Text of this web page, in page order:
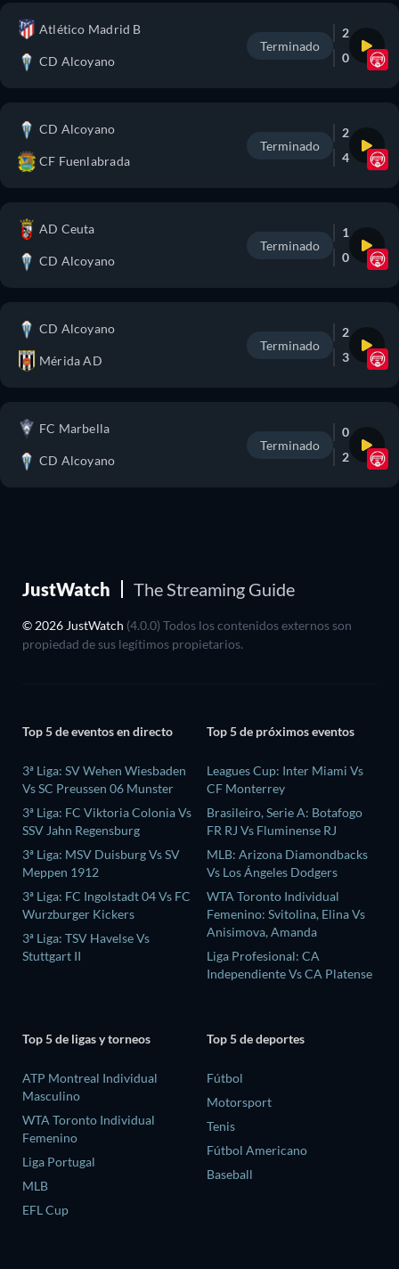
Atlético Madrid B
CD Alcoyano
Terminado
2
0
CD Alcoyano
CF Fuenlabrada
Terminado
2
4
AD Ceuta
CD Alcoyano
Terminado
1
0
CD Alcoyano
Mérida AD
Terminado
2
3
FC Marbella
CD Alcoyano
Terminado
0
2
JustWatch The Streaming Guide
© 2026 JustWatch (4.0.0) Todos los contenidos externos son
propiedad de sus legítimos propietarios.
Top 5 de eventos en directo
3ª Liga: SV Wehen Wiesbaden
Vs SC Preussen 06 Munster
3ª Liga: FC Viktoria Colonia Vs
SSV Jahn Regensburg
3ª Liga: MSV Duisburg Vs SV
Meppen 1912
3ª Liga: FC Ingolstadt 04 Vs FC
Wurzburger Kickers
3ª Liga: TSV Havelse Vs
Stuttgart II
Top 5 de próximos eventos
Leagues Cup: Inter Miami Vs
CF Monterrey
Brasileiro, Serie A: Botafogo
FR RJ Vs Fluminense RJ
MLB: Arizona Diamondbacks
Vs Los Ángeles Dodgers
WTA Toronto Individual
Femenino: Svitolina, Elina Vs
Anisimova, Amanda
Liga Profesional: CA
Independiente Vs CA Platense
Top 5 de ligas y torneos
ATP Montreal Individual
Masculino
WTA Toronto Individual
Femenino
Liga Portugal
MLB
EFL Cup
Top 5 de deportes
Fútbol
Motorsport
Tenis
Fútbol Americano
Baseball